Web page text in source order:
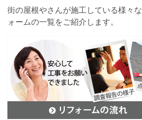
街の屋根やさんが施工している様々
ォームの一覧をご紹介します。